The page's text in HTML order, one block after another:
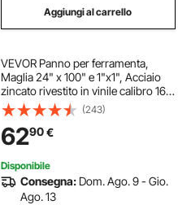
Aggiungi al carrello
VEVOR Panno per ferramenta,
Maglia 24" x 100" e 1"x1", Acciaio
zincato rivestito in vinile calibro 16,
Recinzione in filo metallico per polli
con una pinza tagliente e un paio di
guanti in tessuto
(243)
6290€
Disponibile
Consegna: Dom. Ago. 9 - Gio.
Ago. 13